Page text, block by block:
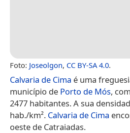
Foto: Joseolgon, CC BY-SA 4.0.
Calvaria de Cima é uma
município de Porto de Mós,
2477 habitantes. A sua
hab./km². Calvaria de Cima
oeste de Catraiadas.